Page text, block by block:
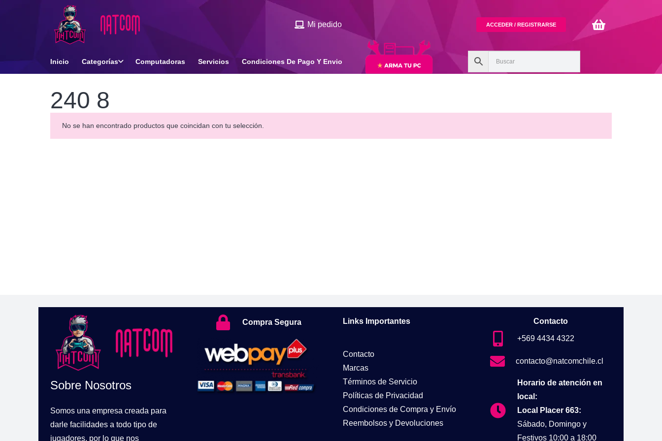
Mi pedido ACCEDER / REGISTRARSE
Inicio Categorías Computadoras Servicios Condiciones De Pago Y Envio
240 8
No se han encontrado productos que coincidan con tu selección.
Sobre Nosotros
Somos una empresa creada para
darle facilidades a todo tipo de
jugadores, por lo que nos
Compra Segura Links Importantes
Contacto
Marcas
Términos de Servicio
Políticas de Privacidad
Condiciones de Compra y Envío
Reembolsos y Devoluciones
Contacto
+569 4434 4322
contacto@natcomchile.cl
Horario de atención en
local:
Local Placer 663:
Sábado, Domingo y
Festivos 10:00 a 18:00